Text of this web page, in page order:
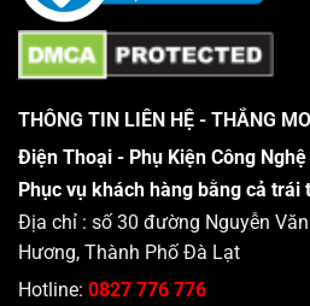
THÔNG TIN LIÊN HỆ - THẮNG
Điện Thoại - Phụ Kiện Công Nghệ
Phục vụ khách hàng bằng cả trái
Địa chỉ : số 30 đường Nguyễn
Hương, Thành Phố Đà Lạt
Hotline: 0827 776 776